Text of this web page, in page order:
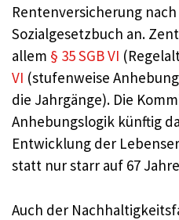
Rentenversicherung
Sozialgesetzbuch an.
allem § 35 SGB VI
VI (stufenweise
die Jahrgänge). Die
Anhebungslogik künftig
Entwicklung der
statt nur starr auf 67
Auch der